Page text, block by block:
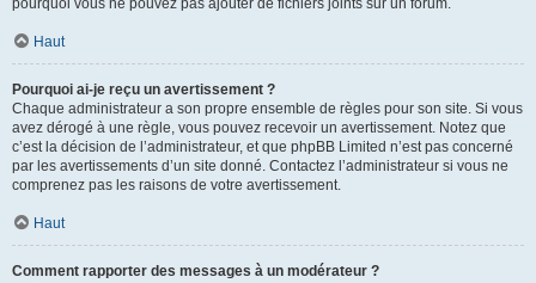
pourquoi vous ne pouvez pas ajouter de fichiers joints sur un forum.
Haut
Pourquoi ai-je reçu un avertissement ?
Chaque administrateur a son propre ensemble de règles pour son site. Si vous
avez dérogé à une règle, vous pouvez recevoir un avertissement. Notez que
c’est la décision de l’administrateur, et que phpBB Limited n’est pas concerné
par les avertissements d’un site donné. Contactez l’administrateur si vous ne
comprenez pas les raisons de votre avertissement.
Haut
Comment rapporter des messages à un modérateur ?